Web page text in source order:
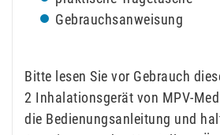
Gebrauchsanweisung
Bitte lesen Sie vor Gebrauch
2 Inhalationsgerät von MPV-
die Bedienungsanleitung und